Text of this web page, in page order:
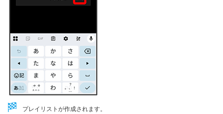
プレイリストが作成されます。